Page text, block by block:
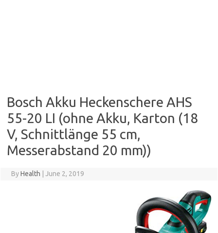
Bosch Akku Heckenschere AHS
55-20 LI (ohne Akku, Karton (18
V, Schnittlänge 55 cm,
Messerabstand 20 mm))
ByHealth June 2, 2019